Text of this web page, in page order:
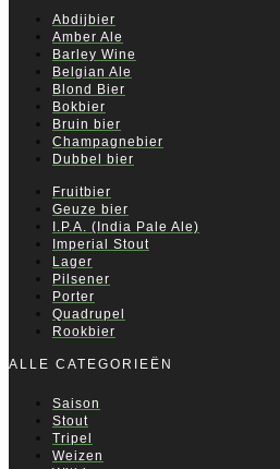
Abdijbier
Amber Ale
Barley Wine
Belgian Ale
Blond Bier
Bokbier
Bruin bier
Champagnebier
Dubbel bier
Fruitbier
Geuze bier
I.P.A. (India Pale Ale)
Imperial Stout
Lager
Pilsener
Porter
Quadrupel
Rookbier
ALLE CATEGORIEËN
Saison
Stout
Tripel
Weizen